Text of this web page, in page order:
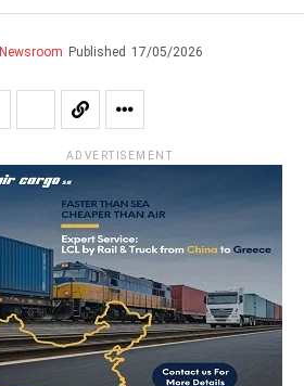
Newsroom Published 17/05/2026
ADVERTISEMENT